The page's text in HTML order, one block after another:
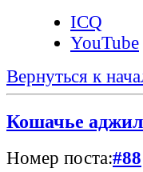
ICQ
YouTube
Вернуться к
Кошачье
Номер поста:#88